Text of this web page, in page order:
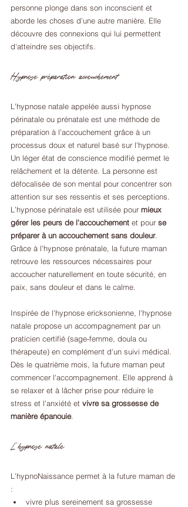
personne plonge dans son inconscient et
aborde les choses d'une autre manière. Elle
découvre des connexions qui lui permettent
d'atteindre ses objectifs.
Hypnose préparation accouchement
L'hypnose natale appelée aussi hypnose
périnatale ou prénatale est une méthode de
préparation à l'accouchement grâce à un
processus doux et naturel basé sur l'hypnose.
Un léger état de conscience modifié permet le
relâchement et la détente. La personne est
défocalisée de son mental pour concentrer son
attention sur ses ressentis et ses perceptions.
L’hypnose périnatale est utilisée pour mieux
gérer les peurs de l'accouchement et pour se
préparer à un accouchement sans douleur.
Grâce à l'hypnose prénatale, la future maman
retrouve les ressources nécessaires pour
accoucher naturellement en toute sécurité, en
paix, sans douleur et dans le calme.
Inspirée de l'hypnose ericksonienne, l'hypnose
natale propose un accompagnement par un
praticien certifié (sage-femme, doula ou
thérapeute) en complément d'un suivi médical.
Dès le quatrième mois, la future maman peut
commencer l'accompagnement. Elle apprend à
se relaxer et à lâcher prise pour réduire le
stress et l'anxiété et vivre sa grossesse de
manière épanouie.
L'hypnose natale
L'hypnoNaissance permet à la future maman de
:
vivre plus sereinement sa grossesse